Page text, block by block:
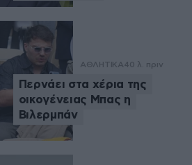
ΑΘΛΗΤΙΚΑ40 λ. πριν
Περνάει στα χέρια της
οικογένειας Μπας η
Βιλερμπάν